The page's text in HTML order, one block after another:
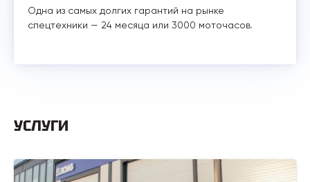
Одна из самых долгих гарантий на рынке
спецтехники — 24 месяца или 3000 моточасов.
УСЛУГИ